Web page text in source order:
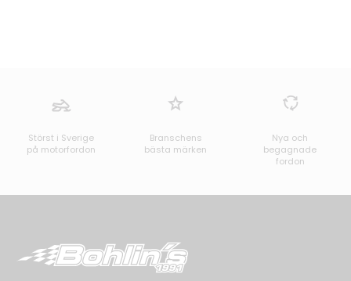
Störst i Sverige
på motorfordon
Branschens
bästa märken
Nya och
begagnade
fordon